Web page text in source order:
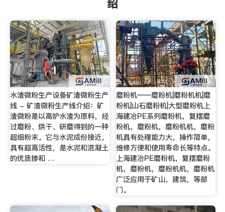
绍
水渣微粉生产设备矿渣微粉生产
线 - 矿渣微粉生产线介绍：矿
渣微粉是以高炉水渣为原料，经
过磨粉、烘干、研磨得到的一种
超细粉末。它与水泥成份接近，
具有超高活性，是水泥和混凝土
的优质掺和 …
磨粉机——磨粉机|磨粉机机|磨
粉机|山石磨粉机|大型磨粉机上
海建冶PE系列磨粉机，复摆磨
粉机，磨粉机，磨粉机机，磨粉
机具有处理能力大，操作简单，
维修方便和使用寿命长等特点。
上海建冶PE磨粉机，复摆磨粉
机，磨粉机，磨粉机机，磨粉机
广泛应用于矿山，建筑，等部
门。